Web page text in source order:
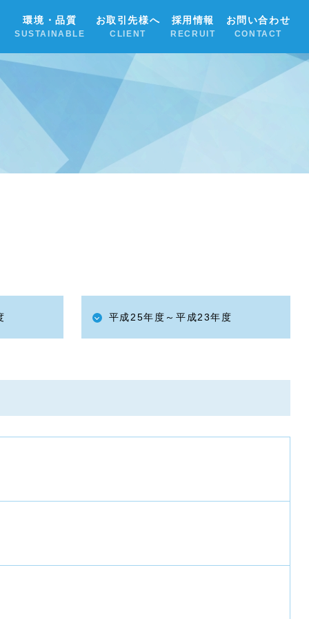
環境・品質
SUSTAINABLE
お取引先様へ
CLIENT
採用情報
RECRUIT
お問い合わせ
CONTACT
平成25年度～平成23年度